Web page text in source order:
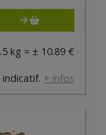
kg = ± 10.89 €
indicatif. + infos